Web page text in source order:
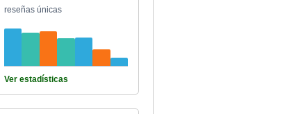
reseñas únicas
Ver estadísticas